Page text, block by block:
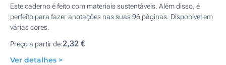
Este caderno é feito com materiais sustentáveis. Além disso, é
perfeito para fazer anotações nas suas 96 páginas. Disponível em
várias cores.
Preço a partir de:2,32 €
Ver detalhes >